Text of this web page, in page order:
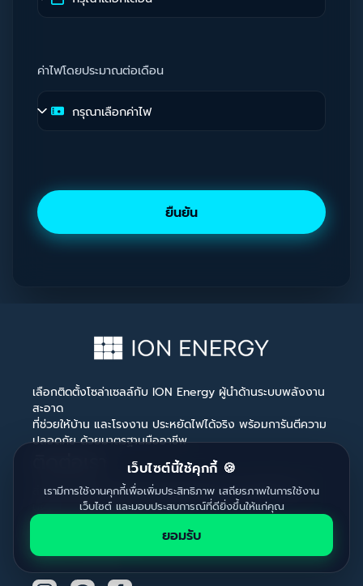
ค่าไฟโดยประมาณต่อเดือน
ยืนยัน
เลือกติดตั้งโซล่าเซลล์กับ ION Energy ผู้นำด้านระบบพลังงาน
สะอาด​
ที่ช่วยให้บ้าน และโรงงาน ประหยัดไฟได้จริง พร้อมการันตีความ
ปลอดภัย ด้วยมาตรฐานมืออาชีพ​
สำนักงานใหญ่ : เลขที่ 297 ถนนราชดำริ แขวงลุมพินี เขต
ปทุมวัน กรุงเทพมหานคร 10330
เว็บไซต์นี้ใช้คุกกี้ 🍪
เรามีการใช้งานคุกกี้เพื่อเพิ่มประสิทธิภาพ เสถียรภาพในการใช้งาน
เว็บไซต์ และมอบประสบการณ์ที่ดียิ่งขึ้นให้แก่คุณ
ยอมรับ